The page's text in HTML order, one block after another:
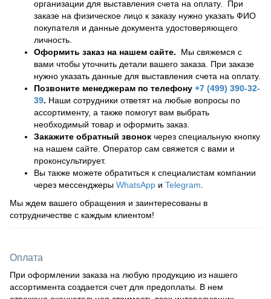
организации для выставления счета на оплату. При
заказе на физическое лицо к заказу нужно указать ФИО
покупателя и данные документа удостоверяющего
личность.
Оформить заказ на нашем сайте. Мы свяжемся с
вами чтобы уточнить детали вашего заказа. При заказе
нужно указать данные для выставления счета на оплату.
Позвоните менеджерам по телефону +7 (499) 390-32-
39. Наши сотрудники ответят на любые вопросы по
ассортименту, а также помогут вам выбрать
необходимый товар и оформить заказ.
Закажите обратный звонок через специальную кнопку
на нашем сайте. Оператор сам свяжется с вами и
проконсультирует.
Вы также можете обратиться к специалистам компании
через мессенджеры WhatsApp и Telegram
Мы ждем вашего обращения и заинтересованы в
сотрудничестве с каждым клиентом!
Оплата
При оформлении заказа на любую продукцию из нашего
ассортимента создается счет для предоплаты. В нем